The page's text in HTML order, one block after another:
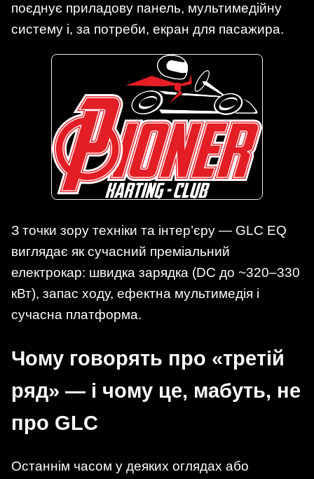
поєднує приладову панель, мультимедійну
систему і, за потреби, екран для пасажира.
З точки зору техніки та інтер’єру — GLC EQ
виглядає як сучасний преміальний
електрокар: швидка зарядка (DC до ~320–330
кВт), запас ходу, ефектна мультимедія і
сучасна платформа.
Чому говорять про «третій
ряд» — і чому це, мабуть, не
про GLC
Останнім часом у деяких оглядах або